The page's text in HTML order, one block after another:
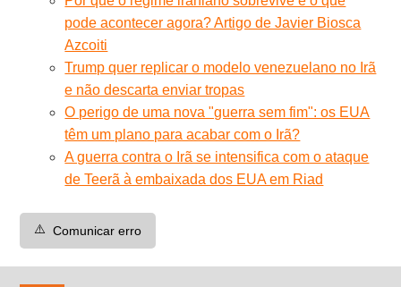
pode acontecer agora? Artigo de Javier Biosca
Azcoiti
Trump quer replicar o modelo venezuelano no Irã
e não descarta enviar tropas
O perigo de uma nova "guerra sem fim": os EUA
têm um plano para acabar com o Irã?
A guerra contra o Irã se intensifica com o ataque
de Teerã à embaixada dos EUA em Riad
⚠️ Comunicar erro